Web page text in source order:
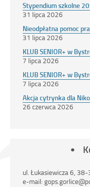
Stypendium szkolne
31 lipca 2026
Nieodpłatna pomoc
31 lipca 2026
KLUB SENIOR+ w
7 lipca 2026
KLUB SENIOR+ w
7 lipca 2026
Akcja cytrynka dla
26 czerwca 2026
ul. Łukasiewicza 6,
e-mail: